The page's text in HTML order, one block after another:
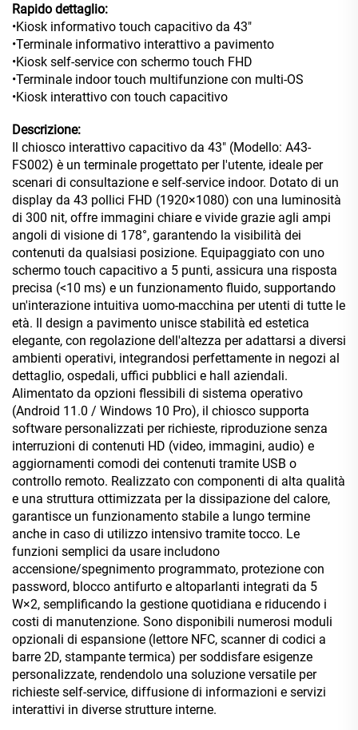
Rapido dettaglio:
•Kiosk informativo touch capacitivo da 43"
•Terminale informativo interattivo a pavimento
•Kiosk self-service con schermo touch FHD
•Terminale indoor touch multifunzione con multi-OS
•Kiosk interattivo con touch capacitivo
Descrizione:
Il chiosco interattivo capacitivo da 43" (Modello: A43-
FS002) è un terminale progettato per l'utente, ideale per
scenari di consultazione e self-service indoor. Dotato di un
display da 43 pollici FHD (1920×1080) con una luminosità
di 300 nit, offre immagini chiare e vivide grazie agli ampi
angoli di visione di 178°, garantendo la visibilità dei
contenuti da qualsiasi posizione. Equipaggiato con uno
schermo touch capacitivo a 5 punti, assicura una risposta
precisa (<10 ms) e un funzionamento fluido, supportando
un'interazione intuitiva uomo-macchina per utenti di tutte le
età. Il design a pavimento unisce stabilità ed estetica
elegante, con regolazione dell'altezza per adattarsi a diversi
ambienti operativi, integrandosi perfettamente in negozi al
dettaglio, ospedali, uffici pubblici e hall aziendali.
Alimentato da opzioni flessibili di sistema operativo
(Android 11.0 / Windows 10 Pro), il chiosco supporta
software personalizzati per richieste, riproduzione senza
interruzioni di contenuti HD (video, immagini, audio) e
aggiornamenti comodi dei contenuti tramite USB o
controllo remoto. Realizzato con componenti di alta qualità
e una struttura ottimizzata per la dissipazione del calore,
garantisce un funzionamento stabile a lungo termine
anche in caso di utilizzo intensivo tramite tocco. Le
funzioni semplici da usare includono
accensione/spegnimento programmato, protezione con
password, blocco antifurto e altoparlanti integrati da 5
W×2, semplificando la gestione quotidiana e riducendo i
costi di manutenzione. Sono disponibili numerosi moduli
opzionali di espansione (lettore NFC, scanner di codici a
barre 2D, stampante termica) per soddisfare esigenze
personalizzate, rendendolo una soluzione versatile per
richieste self-service, diffusione di informazioni e servizi
interattivi in diverse strutture interne.